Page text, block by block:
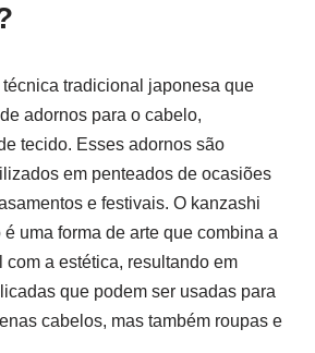
tradicional japonesa que
adornos para o cabelo,
tecido. Esses adornos são
em penteados de ocasiões
e festivais. O kanzashi
uma forma de arte que combina a
com a estética, resultando em
que podem ser usadas para
cabelos, mas também roupas e